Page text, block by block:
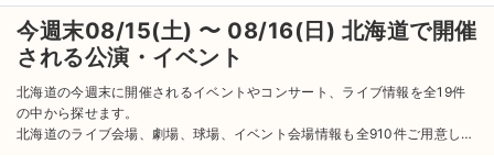
もうすぐ開催のチケット
チケットのリクエスト一覧
取扱チケット
今週末08/15(土) 〜 08/16(日) 北海道で開催
される公演・イベント
北海道の今週末に開催されるイベントやコンサート、ライブ情報を全19件
の中から探せます。
北海道のライブ会場、劇場、球場、イベント会場情報も全910件ご用意して